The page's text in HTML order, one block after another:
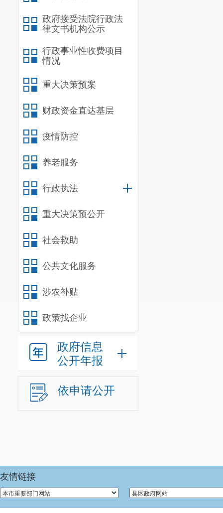
政府接受法院行政法
律文书机构公示
行政事业性收费项目
情况
重大决策预案
财政资金直达基层
疫情防控
养老服务
行政执法
重大决策预公开
社会救助
公共文化服务
涉农补贴
政策找企业
政府信息
公开年报
依申请公开
友情链接